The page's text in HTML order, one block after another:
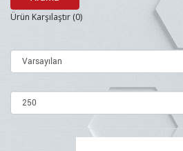
Ürün Karşılaştır (0)